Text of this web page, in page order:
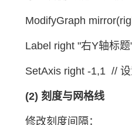
ModifyGraph
Label right "右Y轴标题
SetAxis right -1,1 //
(2) 刻度与网格线
修改刻度间隔：